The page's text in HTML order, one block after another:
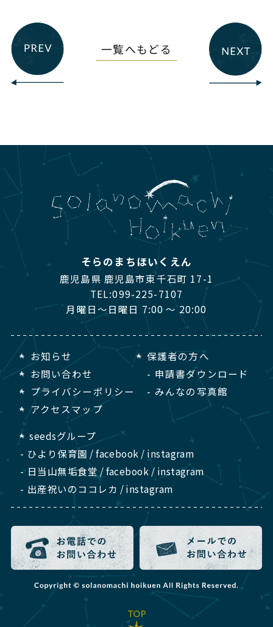
一覧へもどる
そらのまちほいくえん
鹿児島県 鹿児島市東千石町 17-1
TEL:099-225-7107
月曜日～日曜日 7:00 ～ 20:00
お知らせ
お問い合わせ
プライバシーポリシー
アクセスマップ
保護者の方へ
申請書ダウンロード
みんなの写真館
seedsグループ
ひより保育園 /facebook / instagram
日当山無垢食堂/facebook / instagram
出産祝いのココレカ /instagram